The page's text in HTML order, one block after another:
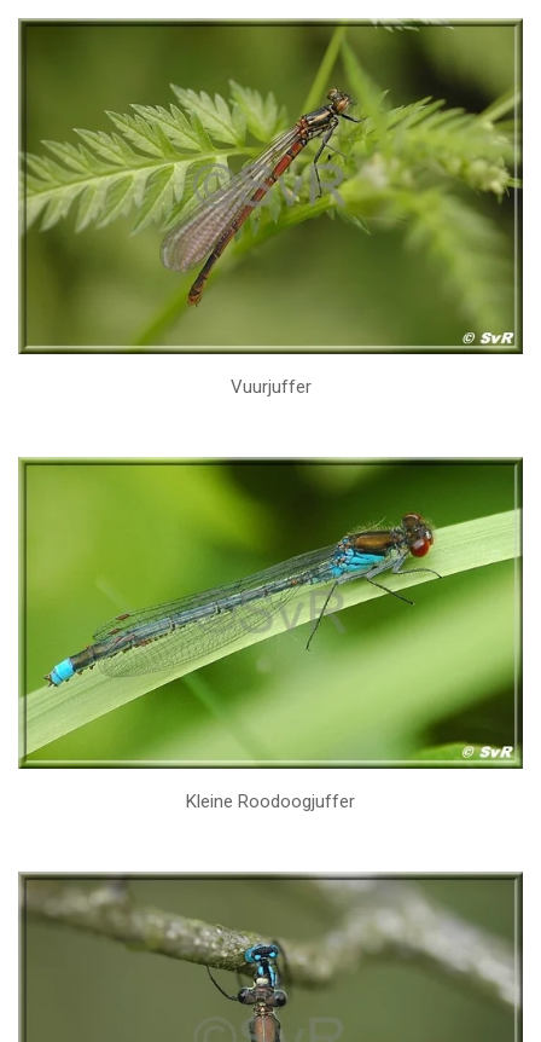
Vuurjuffer
Kleine Roodoogjuffer